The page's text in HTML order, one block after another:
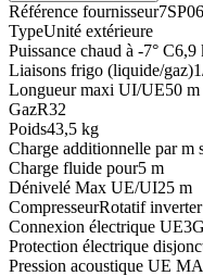
Référence fournisseur
TypeUnité extérieure
Puissance chaud à -7° C6,9
Liaisons frigo (liquide/gaz)
Longueur maxi UI/UE50 m
GazR32
Poids43,5 kg
Charge additionnelle par m
Charge fluide pour5 m
Dénivelé Max UE/UI25 m
CompresseurRotatif inverter
Connexion électrique UE
Protection électrique
Pression acoustique UE